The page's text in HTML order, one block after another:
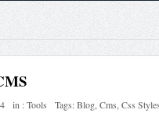
in :Tools Tags:Blog,Cms,Css Styles